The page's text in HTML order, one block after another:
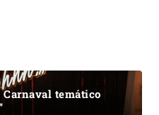
Carnaval temático